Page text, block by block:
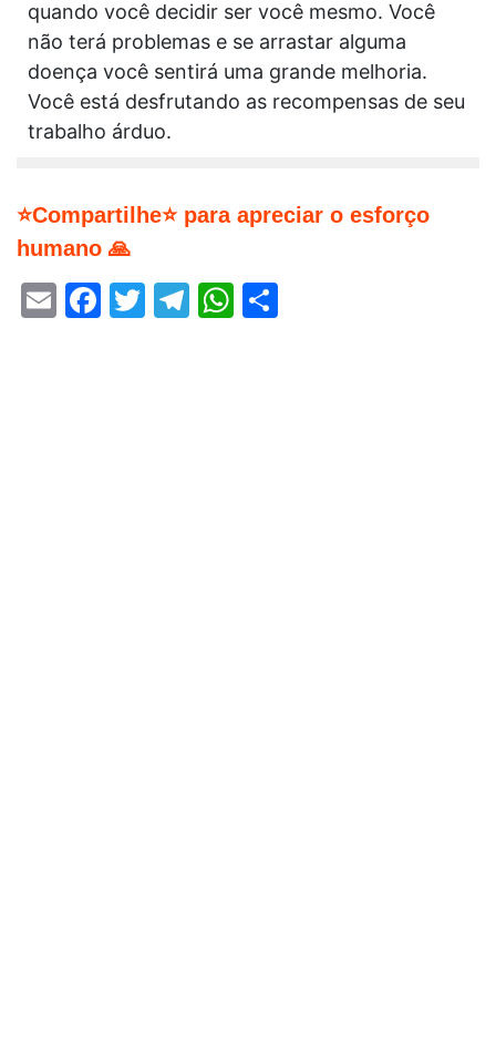
quando você decidir ser você mesmo. Você
não terá problemas e se arrastar alguma
doença você sentirá uma grande melhoria.
Você está desfrutando as recompensas de seu
trabalho árduo.
⭐Compartilhe⭐ para apreciar o esforço
humano 🙏
EmailFacebook
Twitter
Telegram
WhatsApp